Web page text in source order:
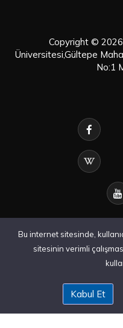
Copyright ©
Üniversitesi,Gültepe
No:1
Bu internet sitesinde,
sitesinin verimli
Kabul Et